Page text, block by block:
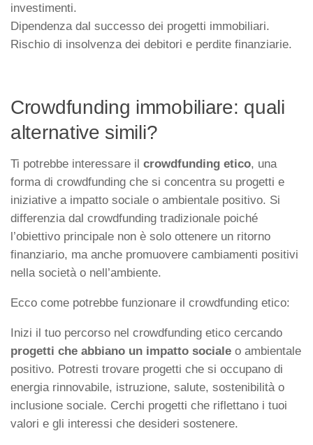
investimenti.
Dipendenza dal successo dei progetti immobiliari.
Rischio di insolvenza dei debitori e perdite finanziarie.
Crowdfunding immobiliare: quali
alternative simili?
Ti potrebbe interessare il crowdfunding etico, una
forma di crowdfunding che si concentra su progetti e
iniziative a impatto sociale o ambientale positivo. Si
differenzia dal crowdfunding tradizionale poiché
l’obiettivo principale non è solo ottenere un ritorno
finanziario, ma anche promuovere cambiamenti positivi
nella società o nell’ambiente.
Ecco come potrebbe funzionare il crowdfunding etico:
Inizi il tuo percorso nel crowdfunding etico cercando
progetti che abbiano un impatto sociale o ambientale
positivo. Potresti trovare progetti che si occupano di
energia rinnovabile, istruzione, salute, sostenibilità o
inclusione sociale. Cerchi progetti che riflettano i tuoi
valori e gli interessi che desideri sostenere.